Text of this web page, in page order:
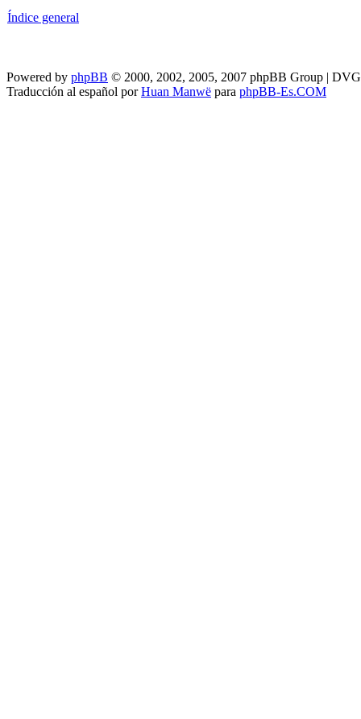
Índice general
Powered by phpBB © 2000, 2002, 2005, 2007 phpBB Group |
Traducción al español porHuan Manwë para phpBB-Es.COM